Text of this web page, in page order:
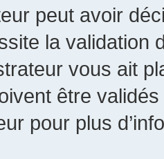
peut avoir
la validation
vous ait
être
pour plus